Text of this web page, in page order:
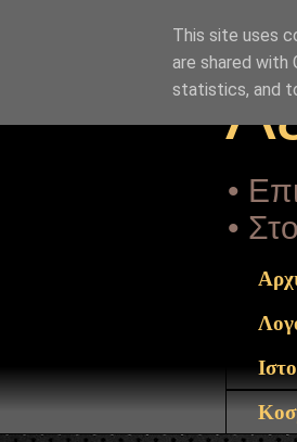
ntrekou.gr/2025/12/
•
•
This site uses
are shared with
statistics, and